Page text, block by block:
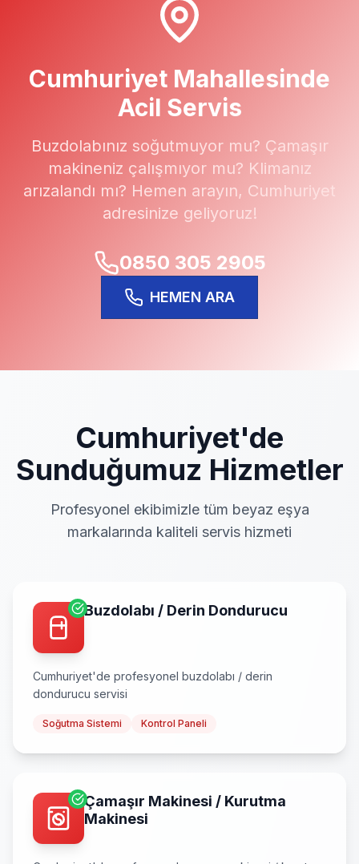
Cumhuriyet Mahallesinde
Acil Servis
Buzdolabınız soğutmuyor mu? Çamaşır
makineniz çalışmıyor mu? Klimanız
arızalandı mı? Hemen arayın, Cumhuriyet
adresinize geliyoruz!
0850 305 2905
HEMEN ARA
Cumhuriyet'de
Sunduğumuz Hizmetler
Profesyonel ekibimizle tüm beyaz eşya
markalarında kaliteli servis hizmeti
Buzdolabı / Derin Dondurucu
Cumhuriyet'de profesyonel buzdolabı / derin
dondurucu servisi
Soğutma Sistemi Kontrol Paneli
Çamaşır Makinesi / Kurutma
Makinesi